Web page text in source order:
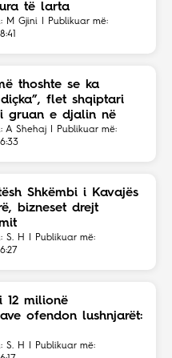
të larta
M Gjini | Publikuar më:
thoshte se ka
flet shqiptari
gruan e djalin në
A Shehaj | Publikuar më:
Shkëmbi i Kavajës
bizneset drejt
S. H | Publikuar më:
12 milionë
ofendon lushnjarët:
S. H | Publikuar më: